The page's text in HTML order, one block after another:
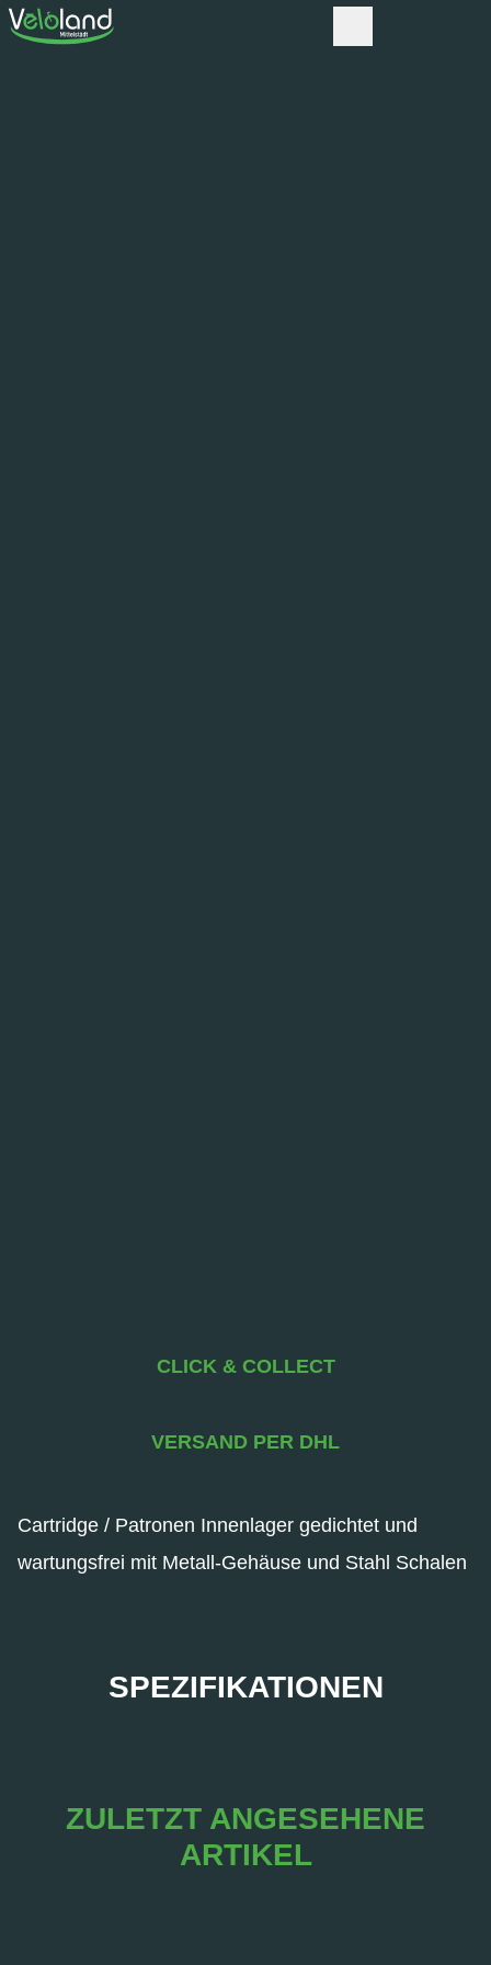
CLICK & COLLECT
VERSAND PER DHL
Cartridge / Patronen Innenlager gedichtet und
wartungsfrei mit Metall-Gehäuse und Stahl Schalen
SPEZIFIKATIONEN
ZULETZT ANGESEHENE
ARTIKEL